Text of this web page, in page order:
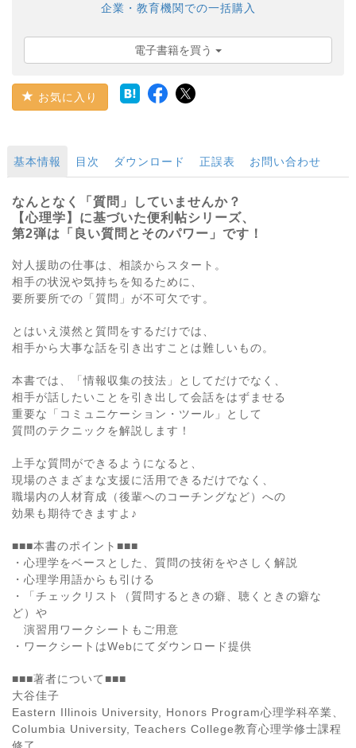
企業・教育機関での一括購入
電子書籍を買う
お気に入り
基本情報 目次 ダウンロード 正誤表 お問い合わせ
なんとなく「質問」していませんか？
【心理学】に基づいた便利帖シリーズ、
第2弾は「良い質問とそのパワー」です！
対人援助の仕事は、相談からスタート。
相手の状況や気持ちを知るために、
要所要所での「質問」が不可欠です。
とはいえ漠然と質問をするだけでは、
相手から大事な話を引き出すことは難しいもの。
本書では、「情報収集の技法」としてだけでなく、
相手が話したいことを引き出して会話をはずませる
重要な「コミュニケーション・ツール」として
質問のテクニックを解説します！
上手な質問ができるようになると、
現場のさまざまな支援に活用できるだけでなく、
職場内の人材育成（後輩へのコーチングなど）への
効果も期待できますよ♪
■■■本書のポイント■■■
・心理学をベースとした、質問の技術をやさしく解説
・心理学用語からも引ける
・「チェックリスト（質問するときの癖、聴くときの癖な
ど）や
演習用ワークシートもご用意
・ワークシートはWebにてダウンロード提供
■■■著者について■■■
大谷佳子
Eastern Illinois University, Honors Program心理学科卒業、
Columbia University, Teachers College教育心理学修士課程
修了。